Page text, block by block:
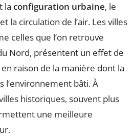
la configuration urbaine, le
la circulation de l’air. Les villes
celles que l’on retrouve
Nord, présentent un effet de
raison de la manière dont la
l’environnement bâti. À
historiques, souvent plus
une meilleure